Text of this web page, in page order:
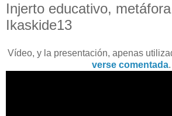
Injerto educativo,
Ikaskide13
Vídeo, y la presentación, apenas
verse comentada.